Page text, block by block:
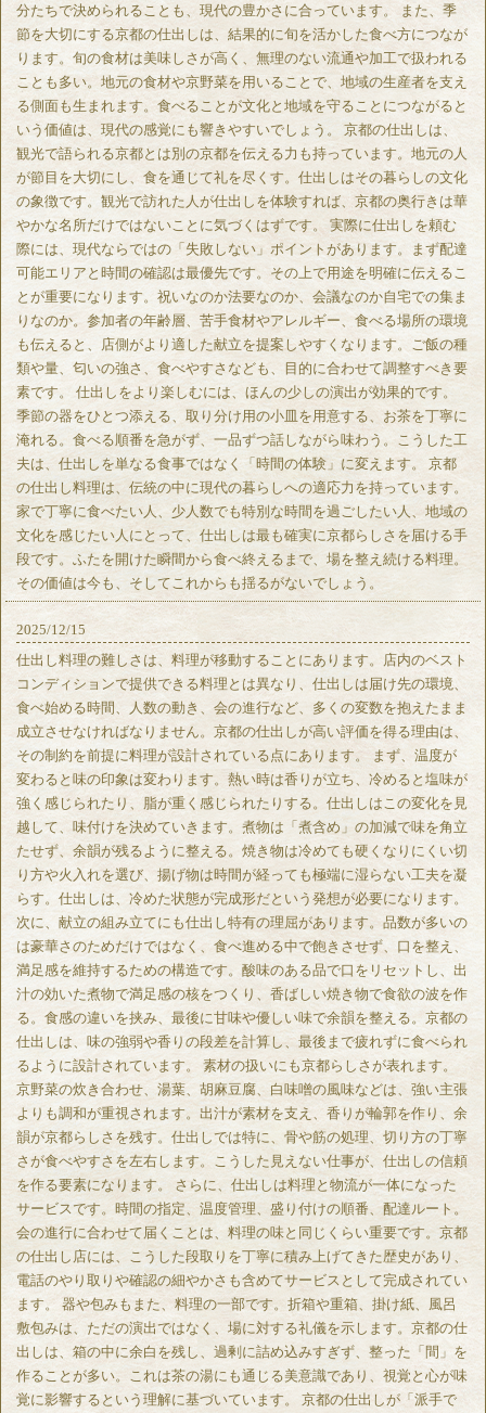
分たちで決められることも、現代の豊かさに合っています。 また、季
節を大切にする京都の仕出しは、結果的に旬を活かした食べ方につなが
ります。旬の食材は美味しさが高く、無理のない流通や加工で扱われる
ことも多い。地元の食材や京野菜を用いることで、地域の生産者を支え
る側面も生まれます。食べることが文化と地域を守ることにつながると
いう価値は、現代の感覚にも響きやすいでしょう。 京都の仕出しは、
観光で語られる京都とは別の京都を伝える力も持っています。地元の人
が節目を大切にし、食を通じて礼を尽くす。仕出しはその暮らしの文化
の象徴です。観光で訪れた人が仕出しを体験すれば、京都の奥行きは華
やかな名所だけではないことに気づくはずです。 実際に仕出しを頼む
際には、現代ならではの「失敗しない」ポイントがあります。まず配達
可能エリアと時間の確認は最優先です。その上で用途を明確に伝えるこ
とが重要になります。祝いなのか法要なのか、会議なのか自宅での集ま
りなのか。参加者の年齢層、苦手食材やアレルギー、食べる場所の環境
も伝えると、店側がより適した献立を提案しやすくなります。ご飯の種
類や量、匂いの強さ、食べやすさなども、目的に合わせて調整すべき要
素です。 仕出しをより楽しむには、ほんの少しの演出が効果的です。
季節の器をひとつ添える、取り分け用の小皿を用意する、お茶を丁寧に
淹れる。食べる順番を急がず、一品ずつ話しながら味わう。こうした工
夫は、仕出しを単なる食事ではなく「時間の体験」に変えます。 京都
の仕出し料理は、伝統の中に現代の暮らしへの適応力を持っています。
家で丁寧に食べたい人、少人数でも特別な時間を過ごしたい人、地域の
文化を感じたい人にとって、仕出しは最も確実に京都らしさを届ける手
段です。ふたを開けた瞬間から食べ終えるまで、場を整え続ける料理。
その価値は今も、そしてこれからも揺るがないでしょう。
2025/12/15
仕出し料理の難しさは、料理が移動することにあります。店内のベスト
コンディションで提供できる料理とは異なり、仕出しは届け先の環境、
食べ始める時間、人数の動き、会の進行など、多くの変数を抱えたまま
成立させなければなりません。京都の仕出しが高い評価を得る理由は、
その制約を前提に料理が設計されている点にあります。 まず、温度が
変わると味の印象は変わります。熱い時は香りが立ち、冷めると塩味が
強く感じられたり、脂が重く感じられたりする。仕出しはこの変化を見
越して、味付けを決めていきます。煮物は「煮含め」の加減で味を角立
たせず、余韻が残るように整える。焼き物は冷めても硬くなりにくい切
り方や火入れを選び、揚げ物は時間が経っても極端に湿らない工夫を凝
らす。仕出しは、冷めた状態が完成形だという発想が必要になります。
次に、献立の組み立てにも仕出し特有の理屈があります。品数が多いの
は豪華さのためだけではなく、食べ進める中で飽きさせず、口を整え、
満足感を維持するための構造です。酸味のある品で口をリセットし、出
汁の効いた煮物で満足感の核をつくり、香ばしい焼き物で食欲の波を作
る。食感の違いを挟み、最後に甘味や優しい味で余韻を整える。京都の
仕出しは、味の強弱や香りの段差を計算し、最後まで疲れずに食べられ
るように設計されています。 素材の扱いにも京都らしさが表れます。
京野菜の炊き合わせ、湯葉、胡麻豆腐、白味噌の風味などは、強い主張
よりも調和が重視されます。出汁が素材を支え、香りが輪郭を作り、余
韻が京都らしさを残す。仕出しでは特に、骨や筋の処理、切り方の丁寧
さが食べやすさを左右します。こうした見えない仕事が、仕出しの信頼
を作る要素になります。 さらに、仕出しは料理と物流が一体になった
サービスです。時間の指定、温度管理、盛り付けの順番、配達ルート。
会の進行に合わせて届くことは、料理の味と同じくらい重要です。京都
の仕出し店には、こうした段取りを丁寧に積み上げてきた歴史があり、
電話のやり取りや確認の細やかさも含めてサービスとして完成されてい
ます。 器や包みもまた、料理の一部です。折箱や重箱、掛け紙、風呂
敷包みは、ただの演出ではなく、場に対する礼儀を示します。京都の仕
出しは、箱の中に余白を残し、過剰に詰め込みすぎず、整った「間」を
作ることが多い。これは茶の湯にも通じる美意識であり、視覚と心が味
覚に影響するという理解に基づいています。 京都の仕出しが「派手で